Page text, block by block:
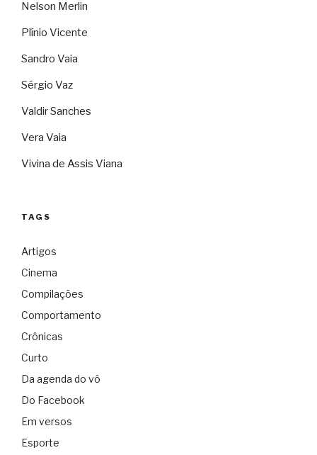
Nelson Merlin
Plínio Vicente
Sandro Vaia
Sérgio Vaz
Valdir Sanches
Vera Vaia
Vivina de Assis Viana
TAGS
Artigos
Cinema
Compilações
Comportamento
Crônicas
Curto
Da agenda do vô
Do Facebook
Em versos
Esporte